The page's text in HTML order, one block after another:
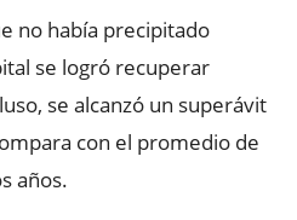
no había precipitado
se logró recuperar
se alcanzó un superávit
con el promedio de
años.